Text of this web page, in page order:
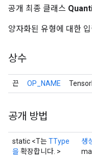
공개 최종 클래스
양자화된 유형에 대한
상수
끈 OP_NAME
공개 방법
static <T는TType
을확장합니다. >
생